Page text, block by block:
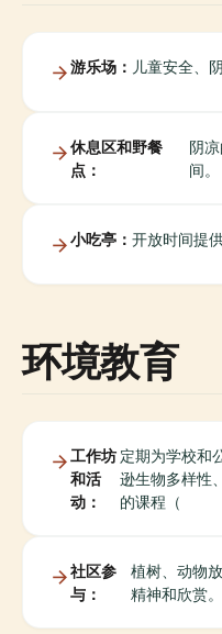
游乐场： 儿童安全、
休息区和野餐
点：
阴
间。
小吃亭： 开放时间提供
环境教育
工作坊
和活
动：
定期为学校和
逊生物多样性
的课程（
社区参
与：
植树、动物
精神和欣赏。